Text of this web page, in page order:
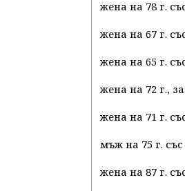
жена на 78 г.
жена на 67 г.
жена на 65 г.
жена на 72 г.,
жена на 71 г.
мъж на 75 г.
жена на 87 г.